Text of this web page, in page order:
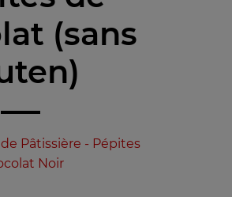
(sans
Pâtissière - Pépites
Noir